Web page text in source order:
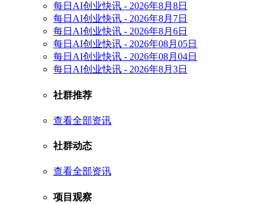
每日AI创业快讯 - 2026年8月8日
每日AI创业快讯 - 2026年8月7日
每日AI创业快讯 - 2026年8月6日
每日AI创业快讯 - 2026年08月05日
每日AI创业快讯 - 2026年08月04日
每日AI创业快讯 - 2026年8月3日
社群推荐
查看全部资讯
社群动态
查看全部资讯
项目观察